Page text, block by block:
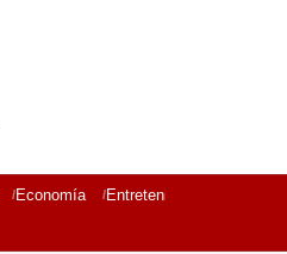
Economía Entretenimiento